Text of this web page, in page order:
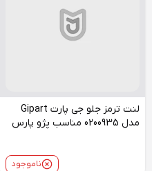
لنت ترمز جلو جی پارت Gipart
مدل 0200935 مناسب پژو پارس
ناموجود